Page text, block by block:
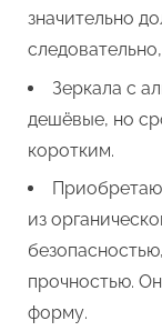
значительно
Зеркала с
дешёвые, но
коротким.
из
прочностью.
форму.